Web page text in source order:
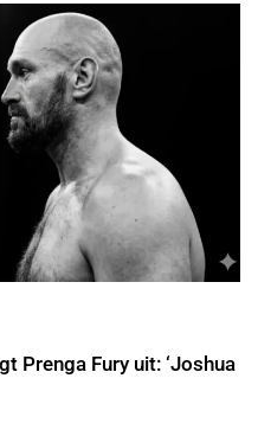
Prenga Fury uit: ‘Joshua